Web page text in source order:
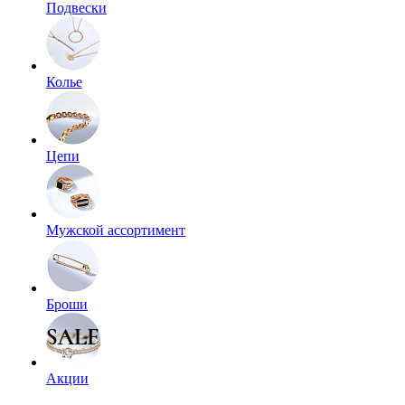
Подвески
Колье
Цепи
Мужской ассортимент
Броши
Акции